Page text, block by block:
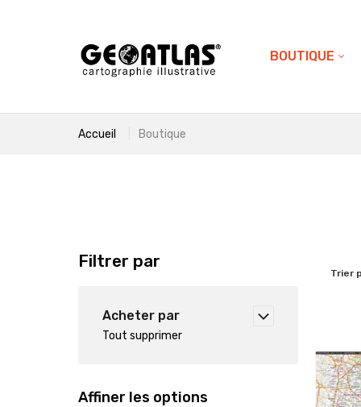
BOUTIQUE
Accueil Boutique
Trier
Filtrer par
Acheter par
Tout supprimer
Affiner les options